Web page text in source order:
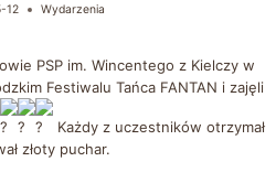
12 Wydarzenia
PSP im. Wincentego z Kielczy w
Festiwalu Tańca FANTAN i zajęli
Każdy z uczestników otrzymał
złoty puchar.